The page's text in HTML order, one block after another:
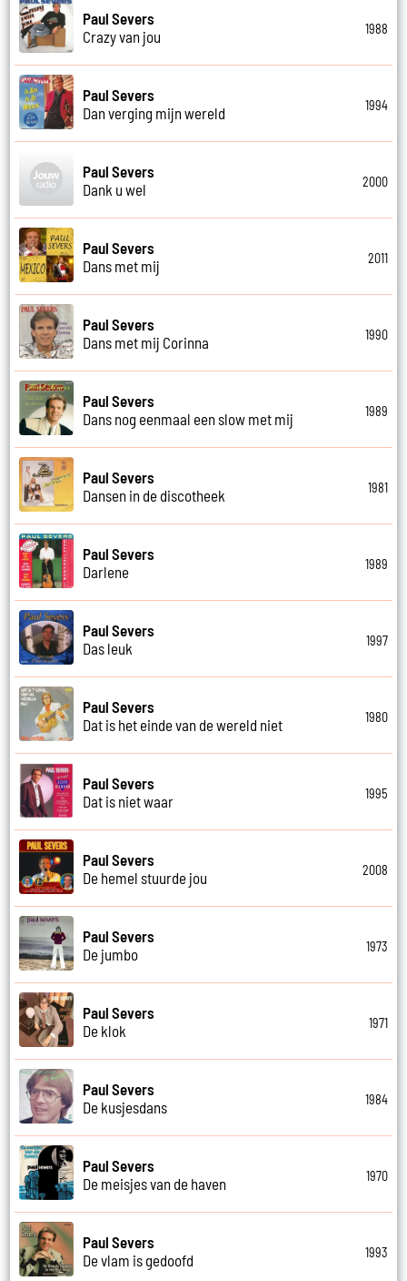
Paul Severs
Crazy van jou
1988
Paul Severs
Dan verging mijn wereld
1994
Paul Severs
Dank u wel
2000
Paul Severs
Dans met mij
2011
Paul Severs
Dans met mij Corinna
1990
Paul Severs
Dans nog eenmaal een slow met mij
1989
Paul Severs
Dansen in de discotheek
1981
Paul Severs
Darlene
1989
Paul Severs
Das leuk
1997
Paul Severs
Dat is het einde van de wereld niet
1980
Paul Severs
Dat is niet waar
1995
Paul Severs
De hemel stuurde jou
2008
Paul Severs
De jumbo
1973
Paul Severs
De klok
1971
Paul Severs
De kusjesdans
1984
Paul Severs
De meisjes van de haven
1970
Paul Severs
De vlam is gedoofd
1993